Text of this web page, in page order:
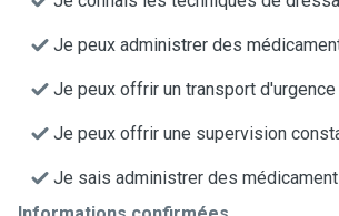
Je peux administrer des
Je peux offrir un transport d'urgence
Je peux offrir une supervision
Je sais administrer des